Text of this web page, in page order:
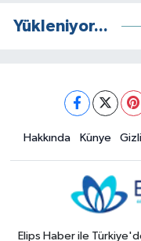
Yükleniyor...
Hakkında Künye
Elips Haber ile